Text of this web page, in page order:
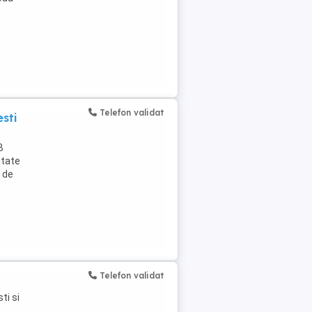
Telefon validat
si
Telefon validat